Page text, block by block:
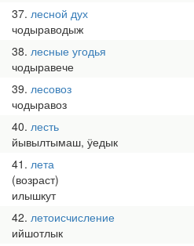
37 лесной дух
чодыраводыж
38 лесные угодья
чодыравече
39 лесовоз
чодыравоз
40 лесть
йывылтымаш, ӱедык
41 лета
(возраст)
илышкут
42 летоисчисление
ийшотлык